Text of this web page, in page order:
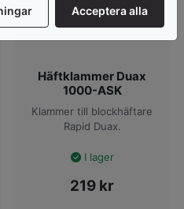
Häftklammer Duax
1000-ASK
Klammer till blockhäftare
Rapid Duax.
I lager
219 kr
Acceptera alla